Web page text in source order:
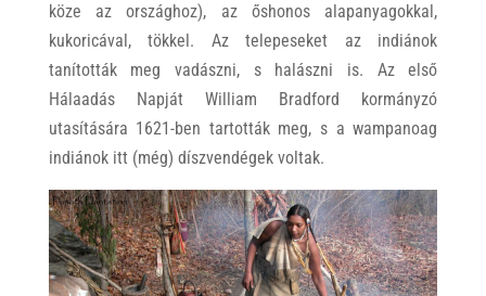
köze az országhoz), az őshonos alapanyagokkal,
kukoricával, tökkel. Az telepeseket az indiánok
tanították meg vadászni, s halászni is. Az első
Hálaadás Napját William Bradford kormányzó
utasítására 1621-ben tartották meg, s a wampanoag
indiánok itt (még) díszvendégek voltak.